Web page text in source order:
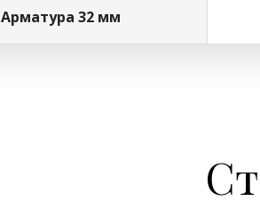
Арматура 32 мм